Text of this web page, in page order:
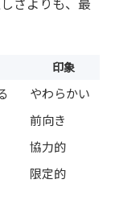
印象
やわらかい
前向き
協力的
限定的